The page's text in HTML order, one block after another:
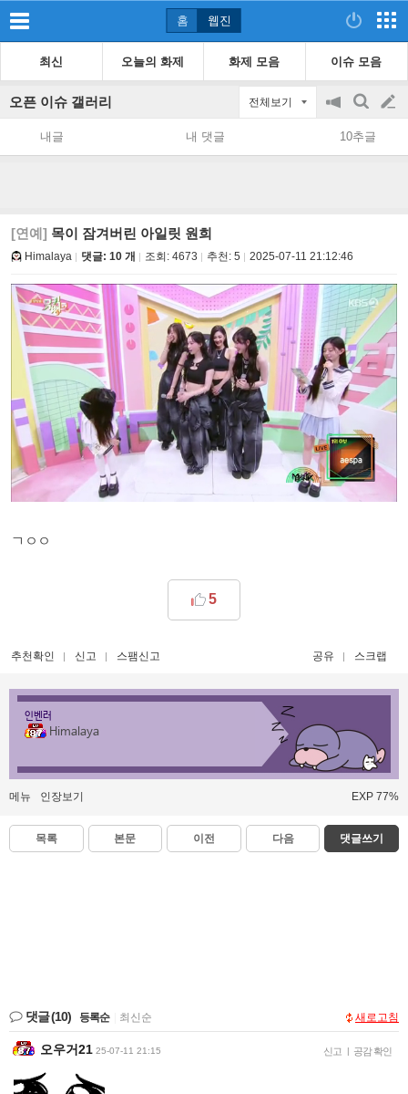
홈 웹진
최신 오늘의 화제 화제 모음 이슈 모음
오픈 이슈 갤러리 전체보기
공
지
on/off
검
색
글
쓰
내글 내 댓글 10추글
[연예] 목이 잠겨버린 아일릿 원희
Himalaya 댓글: 10 개 조회: 4673 추천: 5 2025-07-11 21:12:46
ㄱㅇㅇ
5
추천확인 신고 스팸신고 공유 스크랩
인벤러
Himalaya
메뉴 인장보기 EXP 77%
목록 본문 이전 다음 댓글쓰기
댓글(10) 등록순 최신순 새로고침
오우거21 25-07-11 21:15 신고 | 공감 확인